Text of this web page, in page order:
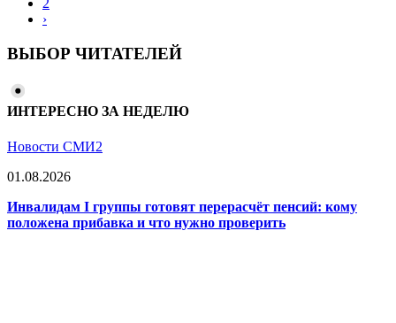
2
›
ВЫБОР ЧИТАТЕЛЕЙ
ИНТЕРЕСНО ЗА НЕДЕЛЮ
Новости СМИ2
01.08.2026
Инвалидам I группы готовят перерасчёт пенсий: кому
положена прибавка и что нужно проверить